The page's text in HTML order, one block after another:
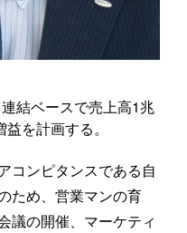
結ベースで売上高1兆
を計画する。
コンピタンスである自
ため、営業マンの育
議の開催、マーケティ